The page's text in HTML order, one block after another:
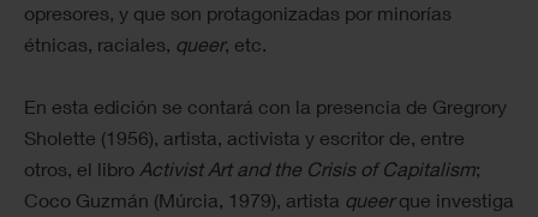
opresores, y que son protagonizadas por minorías
étnicas, raciales, queer, etc.
En esta edición se contará con la presencia de Gregrory
Sholette (1956), artista, activista y escritor de, entre
otros, el libro Activist Art and the Crisis of Capitalism;
Coco Guzmán (Múrcia, 1979), artista queerque investiga